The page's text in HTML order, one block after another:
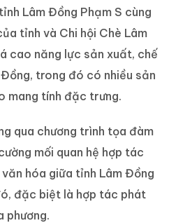
Lâm Đồng Phạm S cùng
tỉnh và Chi hội Chè Lâm
cao năng lực sản xuất, chế
trong đó có nhiều sản
mang tính đặc trưng.
qua chương trình tọa đàm
mối quan hệ hợp tác
hóa giữa tỉnh Lâm Đồng
đặc biệt là hợp tác phát
phương.